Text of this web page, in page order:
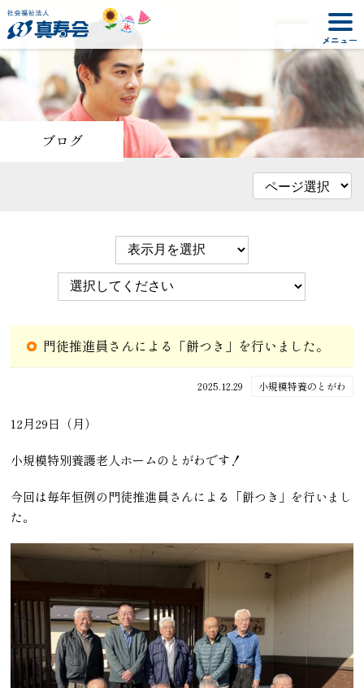
ブログ
門徒推進員さんによる「餅つき」を行いました。
2025.12.29 小規模特養のとがわ
12月29日（月）
小規模特別養護老人ホームのとがわです！
今回は毎年恒例の門徒推進員さんによる「餅つき」を行いまし
た。